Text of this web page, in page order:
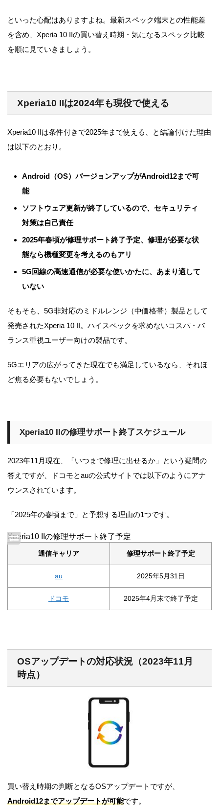
といった心配はありますよね。最新スペック端末との性能差
を含め、Xperia 10 IIの買い替え時期・気になるスペック比較
を順に見ていきましょう。
Xperia10 IIは2024年も現役で使える
Xperia10 IIは条件付きで2025年まで使える、と結論付けた理由
は以下のとおり。
Android（OS）バージョンアップがAndroid12まで可
能
ソフトウェア更新が終了しているので、セキュリティ
対策は自己責任
2025年春頃が修理サポート終了予定、修理が必要な状
態なら機種変更を考えるのもアリ
5G回線の高速通信が必要な使いかたに、あまり適して
いない
そもそも、5G非対応のミドルレンジ（中価格帯）製品として
発売されたXperia 10 II。ハイスペックを求めないコスパ・バ
ランス重視ユーザー向けの製品です。
5Gエリアの広がってきた現在でも満足しているなら、それほ
ど焦る必要もないでしょう。
Xperia10 IIの修理サポート終了スケジュール
2023年11月現在、「いつまで修理に出せるか」という疑問の
答えですが、ドコモとauの公式サイトでは以下のようにアナ
ウンスされています。
「2025年の春頃まで」と予想する理由の1つです。
Xperia10 IIの修理サポート終了予定
通信キャリア 修理サポート終了予定
au 2025年5月31日
ドコモ 2025年4月末で終了予定
OSアップデートの対応状況（2023年11月
時点）
買い替え時期の判断となるOSアップデートですが、
Android12までアップデートが可能です。